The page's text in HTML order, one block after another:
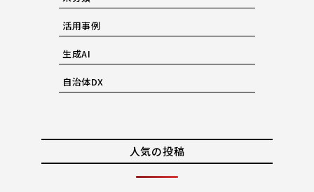
活用事例
生成AI
自治体DX
人気の投稿